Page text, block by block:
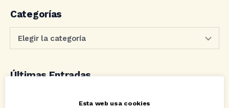
Categorías
Últimas Entradas
Esta web usa cookies